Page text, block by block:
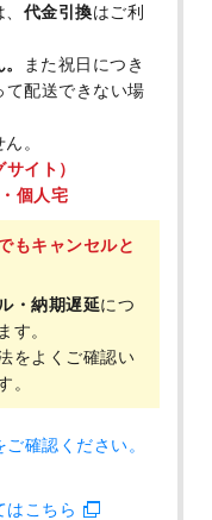
代金引換はご利
また祝日につき
て配送できない場
。
イト）
個人宅
もキャンセルと
・納期遅延につ
す。
をよくご確認い
。
確認ください。
はこちら